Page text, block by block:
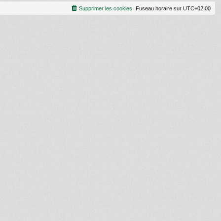
Fuseau horaire sur UTC+02:00
Supprimer les cookies